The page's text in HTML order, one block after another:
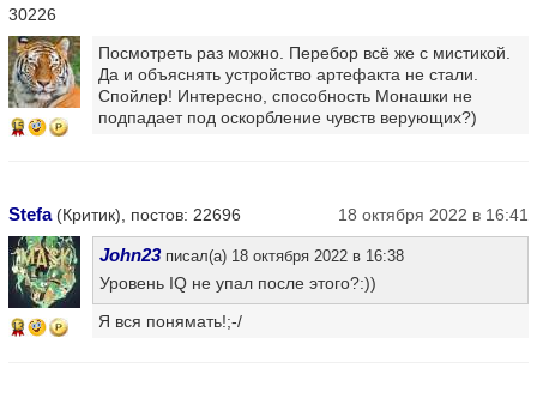
30226
15
Посмотреть раз можно. Перебор всё же с мистикой.
Да и объяснять устройство артефакта не стали.
Спойлер! Интересно, способность Монашки не
подпадает под оскорбление чувств верующих?)
Stefa(Критик), постов: 22696 18 октября 2022 в 16:41
13
John23писал(а) 18 октября 2022 в 16:38
Уровень IQ не упал после этого?:))
Я вся понямать!;-/